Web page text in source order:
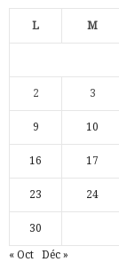
L M
2 3
9 10
16 17
23 24
30
« Oct Déc »